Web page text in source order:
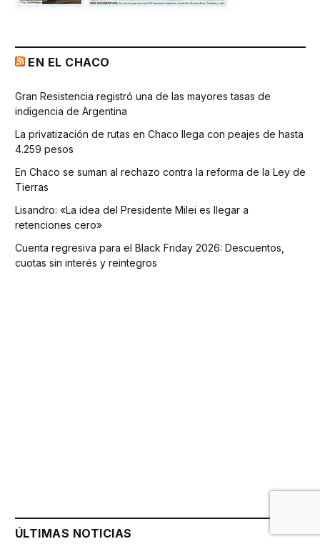
EN EL CHACO
Gran Resistencia registró una de las mayores tasas de
indigencia de Argentina
La privatización de rutas en Chaco llega con peajes de hasta
4.259 pesos
En Chaco se suman al rechazo contra la reforma de la Ley de
Tierras
Lisandro: «La idea del Presidente Milei es llegar a
retenciones cero»
Cuenta regresiva para el Black Friday 2026: Descuentos,
cuotas sin interés y reintegros
ÚLTIMAS NOTICIAS